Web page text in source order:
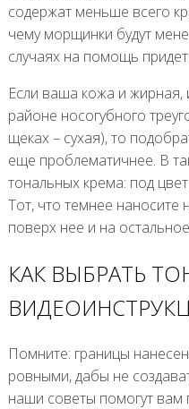
содержат меньше всего
чему морщинки будут
случаях на помощь
Если ваша кожа и жирная,
районе носогубного
щеках – сухая), то
еще проблематичнее. В
тональных крема: под
Тот, что темнее наносите
поверх нее и на
КАК ВЫБРАТЬ
Помните: границы
ровными, дабы не
наши советы помогут вам